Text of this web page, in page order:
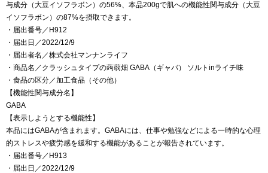
与成分（大豆イソフラボン）の56%、本品200gで肌への機能性関与成分（大豆
イソフラボン）の87%を摂取できます。
・届出番号／H912
・届出日／2022/12/9
・届出者名／株式会社マンナンライフ
・商品名／クラッシュタイプの蒟蒻畑 GABA（ギャバ） ソルトinライチ味
・食品の区分／加工食品（その他）
【機能性関与成分名】
GABA
【表示しようとする機能性】
本品にはGABAが含まれます。GABAには、仕事や勉強などによる一時的な心理
的ストレスや疲労感を緩和する機能があることが報告されています。
・届出番号／H913
・届出日／2022/12/9